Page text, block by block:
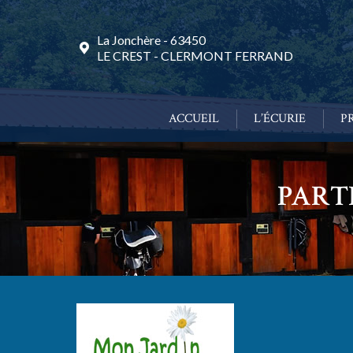
La Jonchère - 63450
LE CREST - CLERMONT FERRAND
ACCUEIL L’ÉCURIE
ACCUEIL L’ÉCURIE